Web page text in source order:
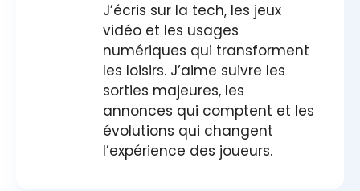
J’écris sur la tech, les jeux
vidéo et les usages
numériques qui transforment
les loisirs. J’aime suivre les
sorties majeures, les
annonces qui comptent et les
évolutions qui changent
l’expérience des joueurs.